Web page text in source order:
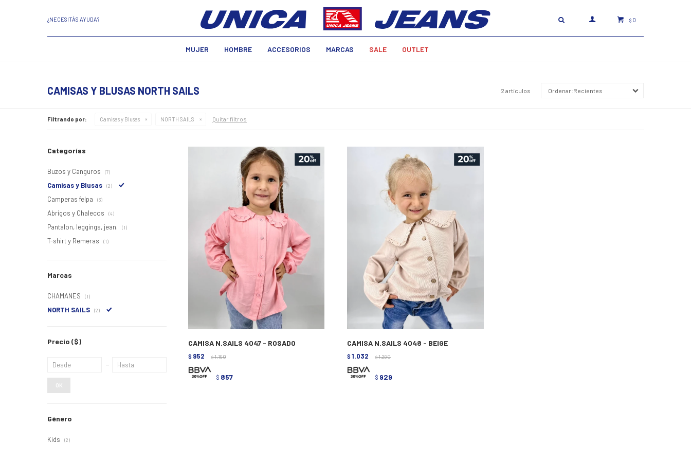
MUJER HOMBRE ACCESORIOS MARCAS SALE OUTLET
$ 0
¿NECESITÁS AYUDA?
CAMISAS Y BLUSAS NORTH SAILS 2 artículos Recientes
Filtrando por: Camisas y Blusas NORTH SAILS Quitar filtros
CAMISA N.SAILS 4047 - ROSADO
$ 952 $ 1.190
$ 857
CAMISA N.SAILS 4048 - BEIGE
$ 1.032 $ 1.290
$ 929
Categorías
Buzos y Canguros (7)
Camisas y Blusas (2)
Camperas felpa (3)
Abrigos y Chalecos (4)
Pantalon, leggings, jean. (1)
T-shirt y Remeras (1)
Marcas
CHAMANES (1)
NORTH SAILS (2)
Precio ($)
OK
Género
Kids (2)